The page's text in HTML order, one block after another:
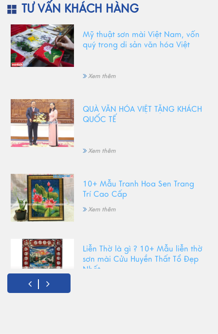
TƯ VẤN KHÁCH HÀNG
Mỹ thuật sơn mài Việt Nam, vốn
quý trong di sản văn hóa Việt
Xem thêm
QUÀ VĂN HÓA VIỆT TẶNG KHÁCH
QUỐC TẾ
Xem thêm
10+ Mẫu Tranh Hoa Sen Trang
Trí Cao Cấp
Xem thêm
Liễn Thờ là gì ? 10+ Mẫu liễn thờ
sơn mài Cửu Huyền Thất Tổ Đẹp
Nhất